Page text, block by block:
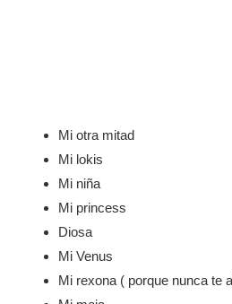
Mi otra mitad
Mi lokis
Mi niña
Mi princess
Diosa
Mi Venus
Mi rexona ( porque nunca te